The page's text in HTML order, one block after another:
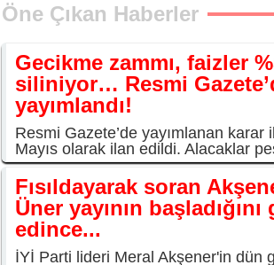
Öne Çıkan Haberler
Gecikme zammı, faizler
siliniyor… Resmi
yayımlandı!
Resmi Gazete’de yayımlanan karar
Mayıs olarak ilan edildi. Alacaklar
Fısıldayarak soran
Üner yayının
edince...
İYİ Parti lideri Meral Akşener'in dün